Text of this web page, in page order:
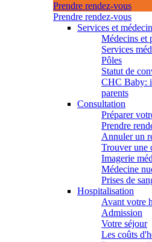
Prendre rendez-vous
Prendre rendez-vous
Services et
Médecins et
Services
Pôles
Statut de
CHC Baby:
parents
Consultation
Préparer
Prendre
Annuler un
Trouver une
Imagerie
Médecine
Prises de
Hospitalisation
Avant votre
Admission
Votre séjour
Les coûts